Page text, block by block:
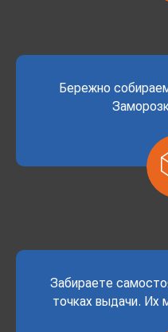
Бережно
Забираете
точках выдачи. Их